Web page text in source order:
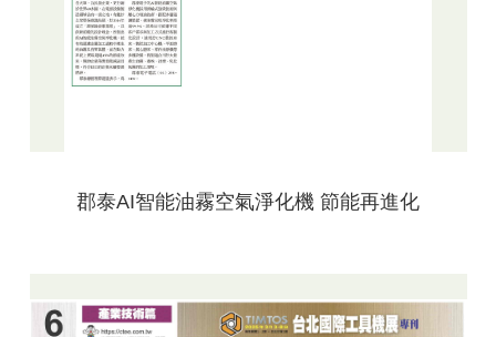
郡泰AI智能油霧空氣淨化機 節能再進化